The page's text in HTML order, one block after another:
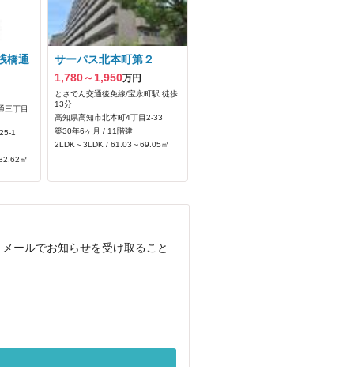
橋通
三丁目
1
㎡
サーパス北本町第２
1,780～1,950万円
とさでん交通後免線/宝永町駅 徒歩
13分
高知県高知市北本町4丁目2-33
築30年6ヶ月 / 11階建
2LDK～3LDK / 61.03～69.05㎡
ールでお知らせを受け取ること